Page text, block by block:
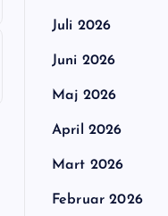
Juli 2026
Juni 2026
Maj 2026
April 2026
Mart 2026
Februar 2026